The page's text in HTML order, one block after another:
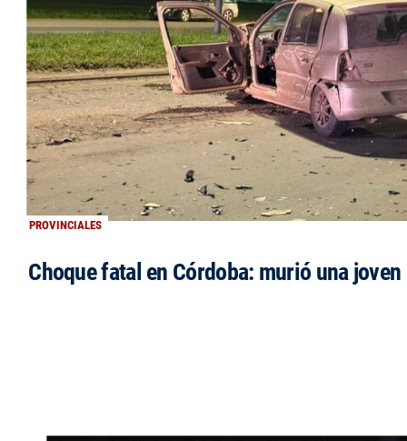
PROVINCIALES
Choque fatal en Córdoba: murió una